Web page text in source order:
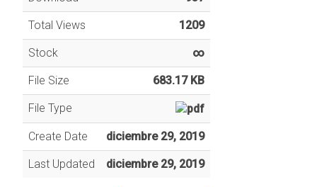
Total Views 1209
Stock ∞
File Size 683.17 KB
File Type
Create Date diciembre 29, 2019
Last Updated diciembre 29, 2019